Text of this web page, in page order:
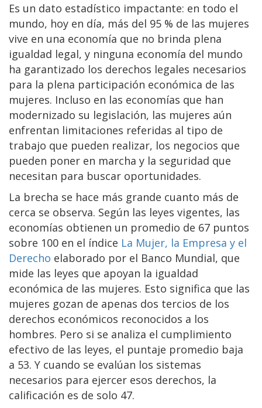
Es un dato estadístico impactante: en todo el
mundo, hoy en día, más del 95 % de las mujeres
vive en una economía que no brinda plena
igualdad legal, y ninguna economía del mundo
ha garantizado los derechos legales necesarios
para la plena participación económica de las
mujeres. Incluso en las economías que han
modernizado su legislación, las mujeres aún
enfrentan limitaciones referidas al tipo de
trabajo que pueden realizar, los negocios que
pueden poner en marcha y la seguridad que
necesitan para buscar oportunidades.
La brecha se hace más grande cuanto más de
cerca se observa. Según las leyes vigentes, las
economías obtienen un promedio de 67 puntos
sobre 100 en el índice La Mujer, la Empresa y el
Derecho elaborado por el Banco Mundial, que
mide las leyes que apoyan la igualdad
económica de las mujeres. Esto significa que las
mujeres gozan de apenas dos tercios de los
derechos económicos reconocidos a los
hombres. Pero si se analiza el cumplimiento
efectivo de las leyes, el puntaje promedio baja
a 53. Y cuando se evalúan los sistemas
necesarios para ejercer esos derechos, la
calificación es de solo 47.